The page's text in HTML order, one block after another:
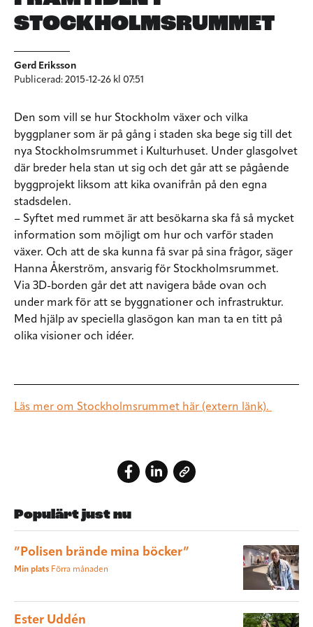
STOCKHOLMSRUMMET
Gerd Eriksson
Publicerad: 2015-12-26 kl 07:51
Den som vill se hur Stockholm växer och vilka
byggplaner som är på gång i staden ska bege sig till det
nya Stockholmsrummet i Kulturhuset. Under glasgolvet
där breder hela stan ut sig och det går att se pågående
byggprojekt liksom att kika ovanifrån på den egna
stadsdelen.
– Syftet med rummet är att besökarna ska få så mycket
information som möjligt om hur och varför staden
växer. Och att de ska kunna få svar på sina frågor, säger
Hanna Åkerström, ansvarig för Stockholmsrummet.
Via 3D-borden går det att navigera både ovan och
under mark för att se byggnationer och infrastruktur.
Med hjälp av speciella glasögon kan man ta en titt på
olika visioner och idéer.
Läs mer om Stockholmsrummet här (extern länk).
Populärt just nu
”Polisen brände mina böcker”
Min plats Förra månaden
Ester Uddén